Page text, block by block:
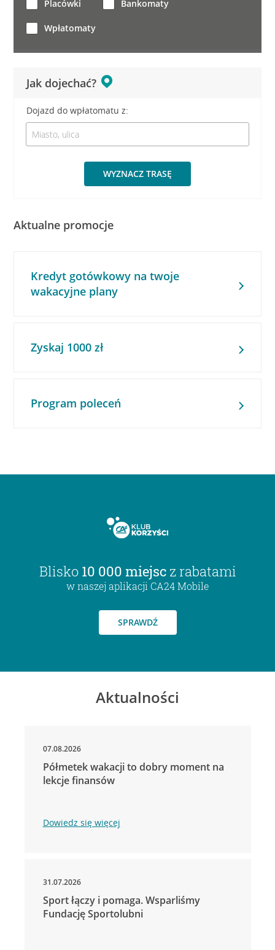
Jak dojechać?
Dojazd do wpłatomatu z:
WYZNACZ TRASĘ
Placówki Bankomaty
Wpłatomaty
Aktualne promocje
Kredyt gotówkowy na twoje
wakacyjne plany
Zyskaj 1000 zł
Program poleceń
Blisko 10 000 miejsc z rabatami
w naszej aplikacji CA24 Mobile
SPRAWDŹ
Aktualności
07.08.2026
Półmetek wakacji to dobry moment na
lekcje finansów
Dowiedz się więcej
31.07.2026
Sport łączy i pomaga. Wsparliśmy
Fundację Sportolubni